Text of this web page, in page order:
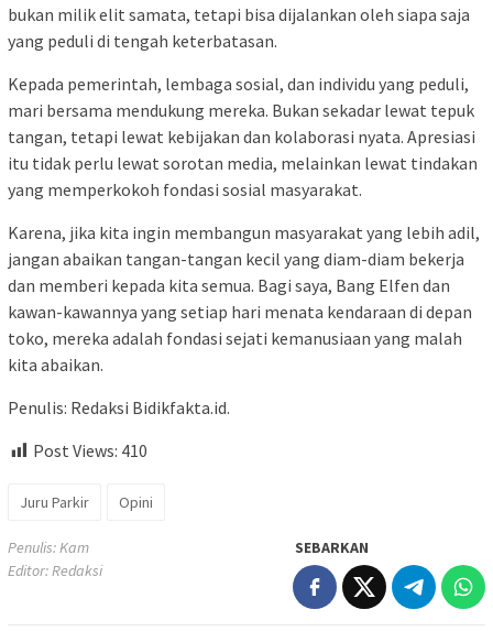
bukan milik elit samata, tetapi bisa dijalankan oleh siapa saja
yang peduli di tengah keterbatasan.
Kepada pemerintah, lembaga sosial, dan individu yang peduli,
mari bersama mendukung mereka. Bukan sekadar lewat tepuk
tangan, tetapi lewat kebijakan dan kolaborasi nyata. Apresiasi
itu tidak perlu lewat sorotan media, melainkan lewat tindakan
yang memperkokoh fondasi sosial masyarakat.
Karena, jika kita ingin membangun masyarakat yang lebih adil,
jangan abaikan tangan-tangan kecil yang diam-diam bekerja
dan memberi kepada kita semua. Bagi saya, Bang Elfen dan
kawan-kawannya yang setiap hari menata kendaraan di depan
toko, mereka adalah fondasi sejati kemanusiaan yang malah
kita abaikan.
Penulis: Redaksi Bidikfakta.id.
Post Views: 410
Juru Parkir Opini
Penulis: Kam
Editor: Redaksi
SEBARKAN